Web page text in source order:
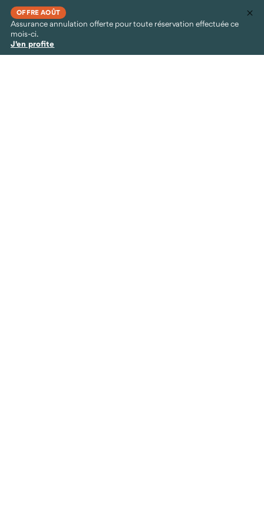
OFFRE AOÛT
Assurance annulation offerte pour toute réservation effectuée ce
mois-ci.
J'en profite